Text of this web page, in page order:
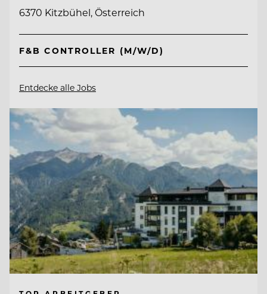
6370 Kitzbühel, Österreich
F&B CONTROLLER (M/W/D)
Entdecke alle Jobs